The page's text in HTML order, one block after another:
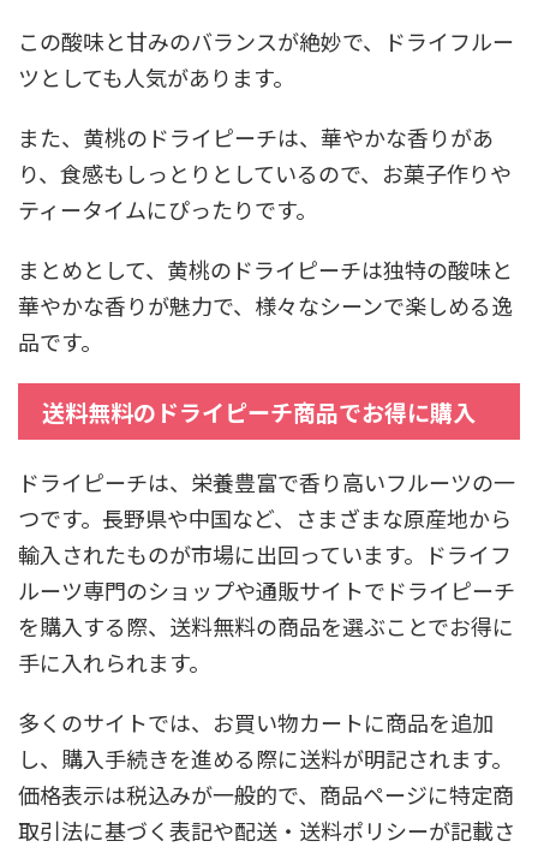
この酸味と甘みのバランスが絶妙で、ドライフルー
ツとしても人気があります。
また、黄桃のドライピーチは、華やかな香りがあ
り、食感もしっとりとしているので、お菓子作りや
ティータイムにぴったりです。
まとめとして、黄桃のドライピーチは独特の酸味と
華やかな香りが魅力で、様々なシーンで楽しめる逸
品です。
送料無料のドライピーチ商品でお得に購入
ドライピーチは、栄養豊富で香り高いフルーツの一
つです。長野県や中国など、さまざまな原産地から
輸入されたものが市場に出回っています。ドライフ
ルーツ専門のショップや通販サイトでドライピーチ
を購入する際、送料無料の商品を選ぶことでお得に
手に入れられます。
多くのサイトでは、お買い物カートに商品を追加
し、購入手続きを進める際に送料が明記されます。
価格表示は税込みが一般的で、商品ページに特定商
取引法に基づく表記や配送・送料ポリシーが記載さ